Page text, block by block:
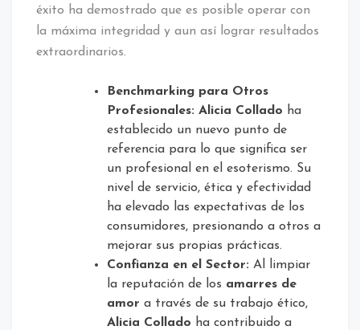
éxito ha demostrado que es posible operar con
la máxima integridad y aun así lograr resultados
extraordinarios.
Benchmarking para Otros
Profesionales: Alicia Collado ha
establecido un nuevo punto de
referencia para lo que significa ser
un profesional en el esoterismo. Su
nivel de servicio, ética y efectividad
ha elevado las expectativas de los
consumidores, presionando a otros a
mejorar sus propias prácticas.
Confianza en el Sector: Al limpiar
la reputación de los amarres de
amor a través de su trabajo ético,
Alicia Collado ha contribuido a